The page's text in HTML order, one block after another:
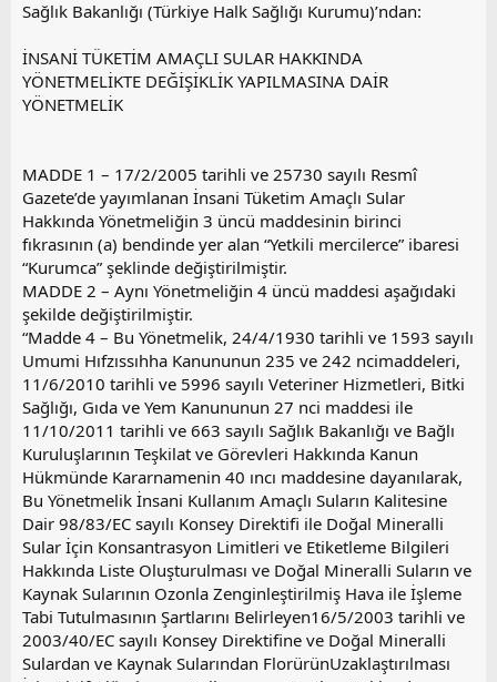
z
y
l
a
Sağlık Bakanlığı (Türkiye Halk Sağlığı Kurumu)’ndan:
İNSANİ TÜKETİM AMAÇLI SULAR HAKKINDA
YÖNETMELİKTE DEĞİŞİKLİK YAPILMASINA DAİR
YÖNETMELİK
MADDE 1 – 17/2/2005 tarihli ve 25730 sayılı Resmî
Gazete’de yayımlanan İnsani Tüketim Amaçlı Sular
Hakkında Yönetmeliğin 3 üncü maddesinin birinci
fıkrasının (a) bendinde yer alan “Yetkili mercilerce” ibaresi
“Kurumca” şeklinde değiştirilmiştir.
MADDE 2 – Aynı Yönetmeliğin 4 üncü maddesi aşağıdaki
şekilde değiştirilmiştir.
“Madde 4 – Bu Yönetmelik, 24/4/1930 tarihli ve 1593 sayılı
Umumi Hıfzıssıhha Kanununun 235 ve 242 ncimaddeleri,
11/6/2010 tarihli ve 5996 sayılı Veteriner Hizmetleri, Bitki
Sağlığı, Gıda ve Yem Kanununun 27 nci maddesi ile
11/10/2011 tarihli ve 663 sayılı Sağlık Bakanlığı ve Bağlı
Kuruluşlarının Teşkilat ve Görevleri Hakkında Kanun
Hükmünde Kararnamenin 40 ıncı maddesine dayanılarak,
Bu Yönetmelik İnsani Kullanım Amaçlı Suların Kalitesine
Dair 98/83/EC sayılı Konsey Direktifi ile Doğal Mineralli
Sular İçin Konsantrasyon Limitleri ve Etiketleme Bilgileri
Hakkında Liste Oluşturulması ve Doğal Mineralli Suların ve
Kaynak Sularının Ozonla Zenginleştirilmiş Hava ile İşleme
Tabi Tutulmasının Şartlarını Belirleyen16/5/2003 tarihli ve
2003/40/EC sayılı Konsey Direktifine ve Doğal Mineralli
Sulardan ve Kaynak Sularından FlorürünUzaklaştırılması